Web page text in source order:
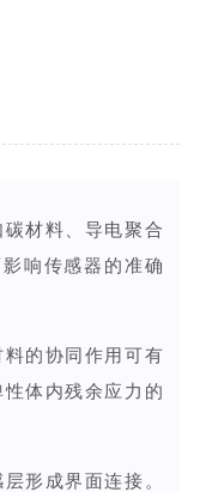
材料、导电聚合
影响传感器的准确
的协同作用可有
体内残余应力的
形成界面连接。